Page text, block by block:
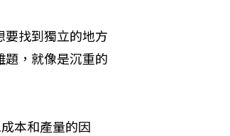
找到獨立的地方
，就像是沉重的
本和產量的因